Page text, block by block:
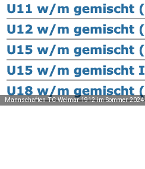
Mannschaften TC Weimar 1912 im Sommer 2024